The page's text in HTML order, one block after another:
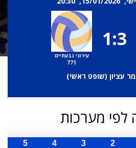
1:3
עירוני גבעתיים
771
עציון (שופט ראשי)
לפי מערכות
2
3
4
5